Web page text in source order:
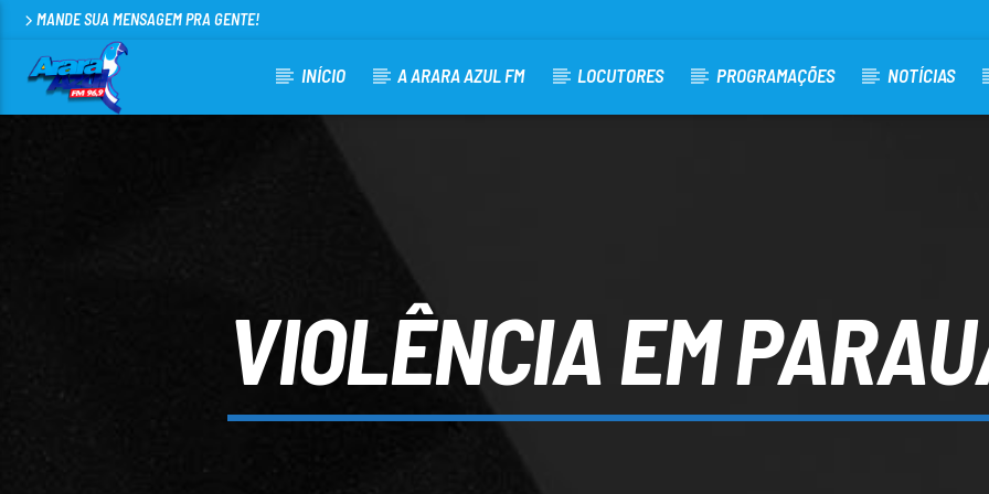
MANDE SUA MENSAGEM PRA GENTE!
INÍCIO A ARARA AZUL FM LOCUTORES PROGRAMAÇÕES NOTÍCIAS
VIOLÊNCIA EM